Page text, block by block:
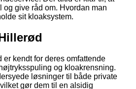
og give råd om. Hvordan man
sit kloaksystem.
er kendt for deres omfattende
og kloakrensning.
løsninger til både private
gør dem til en alsidig